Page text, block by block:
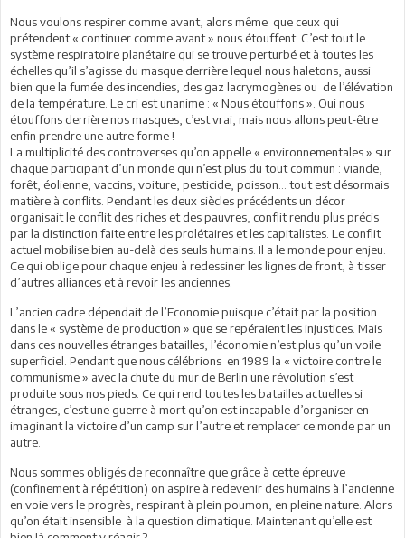
Nous voulons respirer comme avant, alors même que ceux qui
prétendent « continuer comme avant » nous étouffent. C’est tout le
système respiratoire planétaire qui se trouve perturbé et à toutes les
échelles qu’il s’agisse du masque derrière lequel nous haletons, aussi
bien que la fumée des incendies, des gaz lacrymogènes ou de l’élévation
de la température. Le cri est unanime : « Nous étouffons ». Oui nous
étouffons derrière nos masques, c’est vrai, mais nous allons peut-être
enfin prendre une autre forme !
La multiplicité des controverses qu’on appelle « environnementales » sur
chaque participant d’un monde qui n’est plus du tout commun : viande,
forêt, éolienne, vaccins, voiture, pesticide, poisson… tout est désormais
matière à conflits. Pendant les deux siècles précédents un décor
organisait le conflit des riches et des pauvres, conflit rendu plus précis
par la distinction faite entre les prolétaires et les capitalistes. Le conflit
actuel mobilise bien au-delà des seuls humains. Il a le monde pour enjeu.
Ce qui oblige pour chaque enjeu à redessiner les lignes de front, à tisser
d’autres alliances et à revoir les anciennes.
L’ancien cadre dépendait de l’Economie puisque c’était par la position
dans le « système de production » que se repéraient les injustices. Mais
dans ces nouvelles étranges batailles, l’économie n’est plus qu’un voile
superficiel. Pendant que nous célébrions en 1989 la « victoire contre le
communisme » avec la chute du mur de Berlin une révolution s’est
produite sous nos pieds. Ce qui rend toutes les batailles actuelles si
étranges, c’est une guerre à mort qu’on est incapable d’organiser en
imaginant la victoire d’un camp sur l’autre et remplacer ce monde par un
autre.
Nous sommes obligés de reconnaître que grâce à cette épreuve
(confinement à répétition) on aspire à redevenir des humains à l’ancienne
en voie vers le progrès, respirant à plein poumon, en pleine nature. Alors
qu’on était insensible à la question climatique. Maintenant qu’elle est